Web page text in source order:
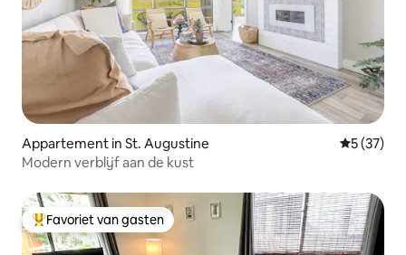
Appartement in St. Augustine
5 (37)
Modern verblijf aan de kust
Topfavoriet van gasten
Favoriet van gasten